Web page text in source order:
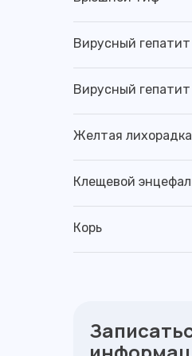
Вирусный
Вирусный
Желтая лихорадка
Клещевой
Корь